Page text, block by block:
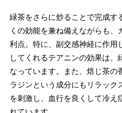
緑茶をさらに炒ることで完成す
くの効能を兼ね備えながらも、
利点。特に、副交感神経に作用
してくれるテアニンの効果は、
なっています。また、焙じ茶の
ラジンという成分にもリラック
を刺激し、血行を良くして冷え